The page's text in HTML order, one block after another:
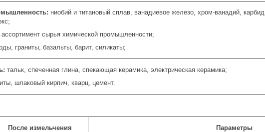
ниобий и титановый сплав, ванадиевое железо, хром-ванадий, карбид
ассортимент сырья химической промышленности;
граниты, базальты, барит, силикаты;
тальк, спеченная глина, спекающая керамика, электрическая керамика;
шлаковый кирпич, кварц, цемент.
После измельчения Параметры